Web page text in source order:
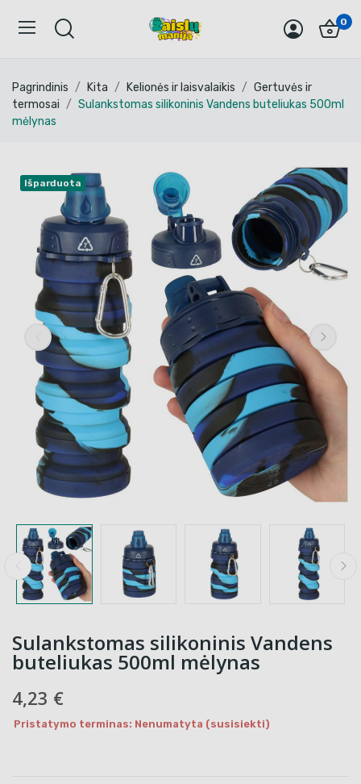
0
Pagrindinis Kita Kelionės ir laisvalaikis
Gertuvės ir
termosai
Sulankstomas silikoninis Vandens buteliukas 500ml
mėlynas
Išparduota
Sulankstomas silikoninis Vandens
buteliukas 500ml mėlynas
4,23 €
Pristatymo terminas: Nenumatyta (susisiekti)